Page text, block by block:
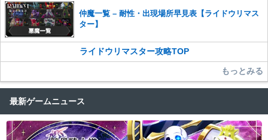
仲魔一覧 – 耐性・出現場所早見表【ライドウリマス
ター】
ライドウリマスター攻略TOP
もっとみる
最新ゲームニュース